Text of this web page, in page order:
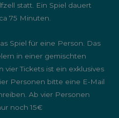
statt. Ein Spiel dauert
75 Minuten.
Spiel für eine Person. Das
in einer gemischten
Tickets ist ein exklusives
Personen bitte eine E-Mail
Ab vier Personen
noch 15€